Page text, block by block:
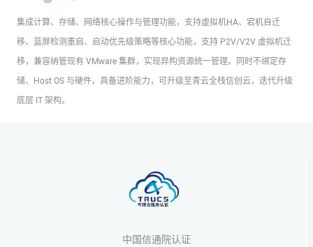
集成计算、存储、网络核心操作与管理功能，支持虚拟机HA、宕机自迁
移、蓝屏检测重启、启动优先级策略等核心功能，支持 P2V/V2V 虚拟机迁
移，兼容纳管现有 VMware 集群，实现异构资源统一管理。同时不绑定存
储、Host OS 与硬件，具备进阶能力，可升级至青云全栈信创云，迭代升级
底层 IT 架构。
中国信通院认证